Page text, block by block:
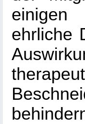
ehrliche